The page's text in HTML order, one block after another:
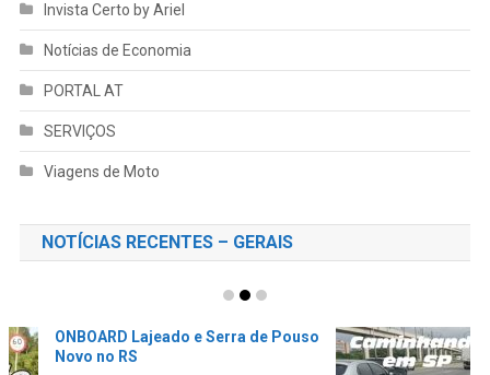
Invista Certo by Ariel
Notícias de Economia
PORTAL AT
SERVIÇOS
Viagens de Moto
NOTÍCIAS RECENTES – GERAIS
CAMINHANDO no trânsito PERIGOSO
de SÃO PAULO até o AEROPORTO